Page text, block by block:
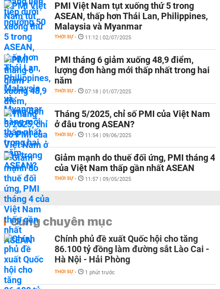
PMI Việt Nam tụt xuống thứ 5 trong
ASEAN, thấp hơn Thái Lan, Philippines,
Malaysia và Myanmar
THỜI SỰ - 11:12 | 02/07/2025
PMI tháng 6 giảm xuống 48,9 điểm,
lượng đơn hàng mới thấp nhất trong hai
năm
THỜI SỰ - 07:18 | 01/07/2025
Tháng 5/2025, chỉ số PMI của Việt Nam
ở đâu trong ASEAN?
THỜI SỰ - 11:54 | 09/06/2025
Giảm mạnh do thuế đối ứng, PMI tháng 4
của Việt Nam thấp gần nhất ASEAN
THỜI SỰ - 11:57 | 09/05/2025
Cùng chuyên mục
Chính phủ đề xuất Quốc hội cho tăng
86.100 tỷ đồng làm đường sắt Lào Cai -
Hà Nội - Hải Phòng
THỜI SỰ - 1 phút trước